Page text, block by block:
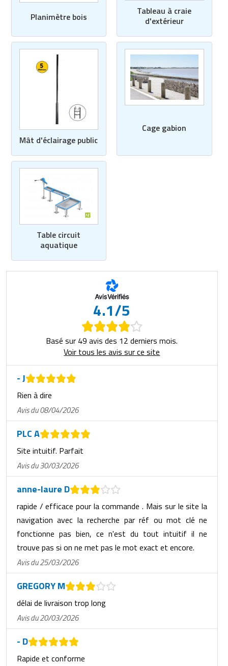
Planimètre bois
Tableau à craie
d'extérieur
Mât d'éclairage public
Cage gabion
Table circuit
aquatique
4.1/5
Basé sur 49 avis des 12 derniers mois.
Voir tous les avis sur ce site
- J
Rien à dire
Avis du 08/04/2026
PLC A
Site intuitif. Parfait
Avis du 30/03/2026
anne-laure D
rapide / efficace pour la commande . Mais sur le site la
navigation avec la recherche par réf ou mot clé ne
fonctionne pas bien, ce n'est du tout intuitif il ne
trouve pas si on ne met pas le mot exact et encore.
Avis du 25/03/2026
GREGORY M
délai de livraison trop long
Avis du 20/03/2026
- D
Rapide et conforme